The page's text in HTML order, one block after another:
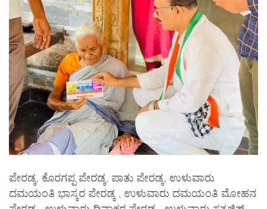
ಪೇರಡ್ಕ, ಕೊರಗಪ್ಪ ಪೇರಡ್ಕ, ಪಾತು ಪೇರಡ್ಕ, ಉಳುವಾರು
ದಮಯಂತಿ ಭಾಸ್ಕರ ಪೇರಡ್ಕ , ಉಳುವಾರು ದಮಯಂತಿ ಮೋಹನ